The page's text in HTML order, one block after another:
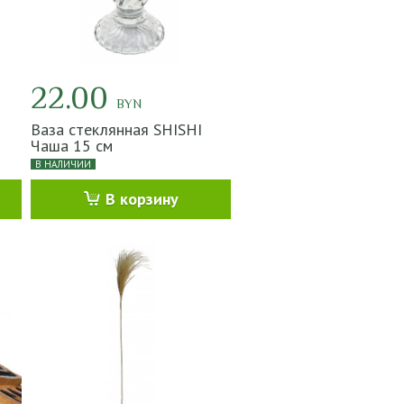
22.00BYN
Ваза стеклянная SHISHI
Чаша 15 см
В НАЛИЧИИ
В корзину